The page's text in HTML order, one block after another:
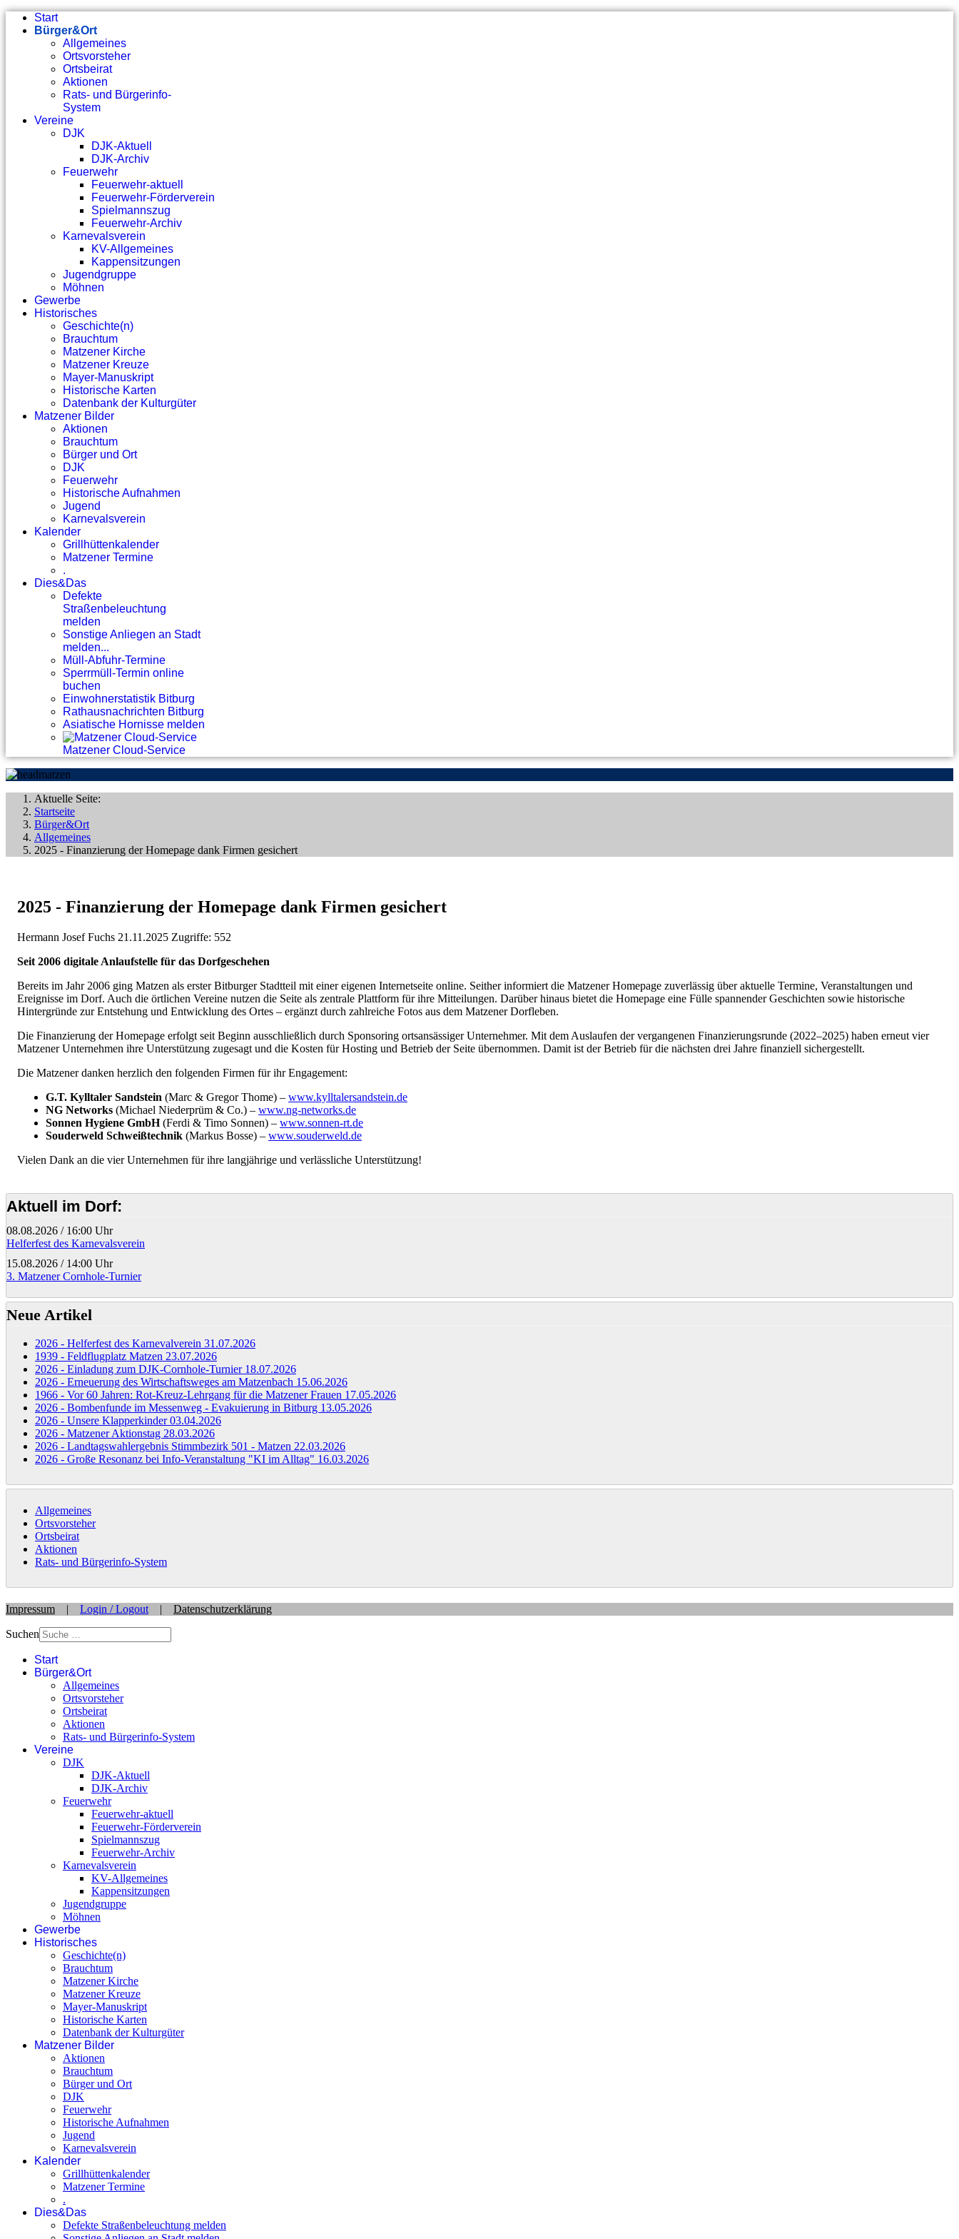
Start
Bürger&Ort
Allgemeines
Ortsvorsteher
Ortsbeirat
Aktionen
Rats- und Bürgerinfo-
System
Vereine
DJK
DJK-Aktuell
DJK-Archiv
Feuerwehr
Feuerwehr-aktuell
Feuerwehr-Förderverein
Spielmannszug
Feuerwehr-Archiv
Karnevalsverein
KV-Allgemeines
Kappensitzungen
Jugendgruppe
Möhnen
Gewerbe
Historisches
Geschichte(n)
Brauchtum
Matzener Kirche
Matzener Kreuze
Mayer-Manuskript
Historische Karten
Datenbank der Kulturgüter
Matzener Bilder
Aktionen
Brauchtum
Bürger und Ort
DJK
Feuerwehr
Historische Aufnahmen
Jugend
Karnevalsverein
Kalender
Grillhüttenkalender
Matzener Termine
.
Dies&Das
Defekte
Straßenbeleuchtung
melden
Sonstige Anliegen an Stadt
melden...
Müll-Abfuhr-Termine
Sperrmüll-Termin online
buchen
Einwohnerstatistik Bitburg
Rathausnachrichten Bitburg
Asiatische Hornisse melden
Matzener Cloud-Service
Aktuelle Seite:
Startseite
Bürger&Ort
Allgemeines
2025 - Finanzierung der Homepage dank Firmen gesichert
2025 - Finanzierung der Homepage dank Firmen gesichert
Hermann Josef Fuchs 21.11.2025 Zugriffe: 552
Seit 2006 digitale Anlaufstelle für das Dorfgeschehen
Bereits im Jahr 2006 ging Matzen als erster Bitburger Stadtteil mit einer eigenen Internetseite online. Seither informiert die Matzener Homepage zuverlässig über aktuelle Termine, Veranstaltungen und
Ereignisse im Dorf. Auch die örtlichen Vereine nutzen die Seite als zentrale Plattform für ihre Mitteilungen. Darüber hinaus bietet die Homepage eine Fülle spannender Geschichten sowie historische
Hintergründe zur Entstehung und Entwicklung des Ortes – ergänzt durch zahlreiche Fotos aus dem Matzener Dorfleben.
Die Finanzierung der Homepage erfolgt seit Beginn ausschließlich durch Sponsoring ortsansässiger Unternehmer. Mit dem Auslaufen der vergangenen Finanzierungsrunde (2022–2025) haben erneut vier
Matzener Unternehmen ihre Unterstützung zugesagt und die Kosten für Hosting und Betrieb der Seite übernommen. Damit ist der Betrieb für die nächsten drei Jahre finanziell sichergestellt.
Die Matzener danken herzlich den folgenden Firmen für ihr Engagement:
G.T. Kylltaler Sandstein (Marc & Gregor Thome) – www.kylltalersandstein.de
NG Networks (Michael Niederprüm & Co.) – www.ng-networks.de
Sonnen Hygiene GmbH(Ferdi & Timo Sonnen) – www.sonnen-rt.de
Souderweld Schweißtechnik (Markus Bosse) – www.souderweld.de
Vielen Dank an die vier Unternehmen für ihre langjährige und verlässliche Unterstützung!
Aktuell im Dorf:
08.08.2026 / 16:00 Uhr
Helferfest des Karnevalsverein
15.08.2026 / 14:00 Uhr
3. Matzener Cornhole-Turnier
Neue Artikel
2026 - Helferfest des Karnevalverein 31.07.2026
1939 - Feldflugplatz Matzen 23.07.2026
2026 - Einladung zum DJK-Cornhole-Turnier 18.07.2026
2026 - Erneuerung des Wirtschaftsweges am Matzenbach 15.06.2026
1966 - Vor 60 Jahren: Rot-Kreuz-Lehrgang für die Matzener Frauen 17.05.2026
2026 - Bombenfunde im Messenweg - Evakuierung in Bitburg 13.05.2026
2026 - Unsere Klapperkinder03.04.2026
2026 - Matzener Aktionstag 28.03.2026
2026 - Landtagswahlergebnis Stimmbezirk 501 - Matzen 22.03.2026
2026 - Große Resonanz bei Info-Veranstaltung "KI im Alltag" 16.03.2026
Allgemeines
Ortsvorsteher
Ortsbeirat
Aktionen
Rats- und Bürgerinfo-System
Impressum | Login / Logout | Datenschutzerklärung
Suchen
Start
Bürger&Ort
Allgemeines
Ortsvorsteher
Ortsbeirat
Aktionen
Rats- und Bürgerinfo-System
Vereine
DJK
DJK-Aktuell
DJK-Archiv
Feuerwehr
Feuerwehr-aktuell
Feuerwehr-Förderverein
Spielmannszug
Feuerwehr-Archiv
Karnevalsverein
KV-Allgemeines
Kappensitzungen
Jugendgruppe
Möhnen
Gewerbe
Historisches
Geschichte(n)
Brauchtum
Matzener Kirche
Matzener Kreuze
Mayer-Manuskript
Historische Karten
Datenbank der Kulturgüter
Matzener Bilder
Aktionen
Brauchtum
Bürger und Ort
DJK
Feuerwehr
Historische Aufnahmen
Jugend
Karnevalsverein
Kalender
Grillhüttenkalender
Matzener Termine
.
Dies&Das
Defekte Straßenbeleuchtung melden